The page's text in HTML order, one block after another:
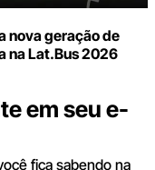
nova geração de
na Lat.Bus 2026
em seu e-
fica sabendo na